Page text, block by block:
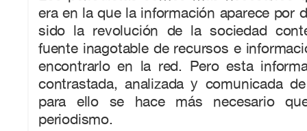
era en la que la información aparece por
sido la revolución de la sociedad
fuente inagotable de recursos e
encontrarlo en la red. Pero esta
contrastada, analizada y comunicada
para ello se hace más necesario
periodismo.